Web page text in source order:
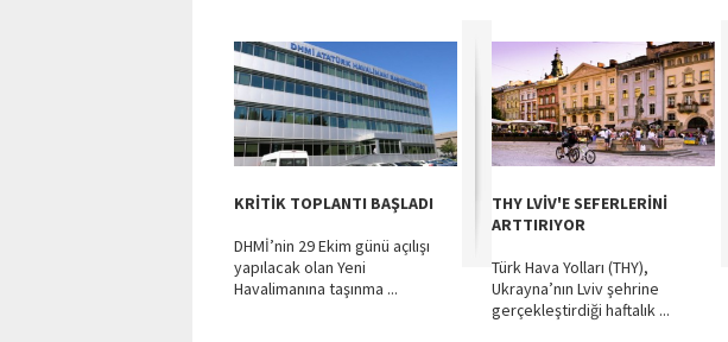
KRİTİK TOPLANTI BAŞLADI
DHMİ’nin 29 Ekim günü açılışı
yapılacak olan Yeni
Havalimanına taşınma ...
THY LVİV'E SEFERLERİNİ
ARTTIRIYOR
Türk Hava Yolları (THY),
Ukrayna’nın Lviv şehrine
gerçekleştirdiği haftalık ...